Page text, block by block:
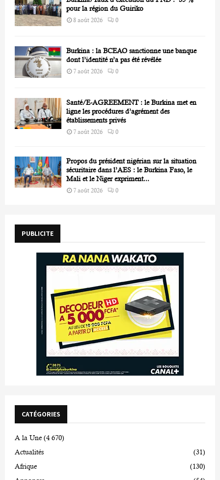
pour la région du Guiriko
8 août 2026 0
Burkina : la BCEAO sanctionne une banque
dont l’identité n’a pas été révélée
7 août 2026 0
Santé/E-AGREEMENT : le Burkina met en
ligne les procédures d’agrément des
établissements privés
7 août 2026 0
Propos du président nigérian sur la situation
sécuritaire dans l’AES : le Burkina Faso, le
Mali et le Niger expriment...
7 août 2026 0
PUBLICITE
CATÉGORIES
A la Une (4 670)
Actualités
(31)
Afrique
(130)